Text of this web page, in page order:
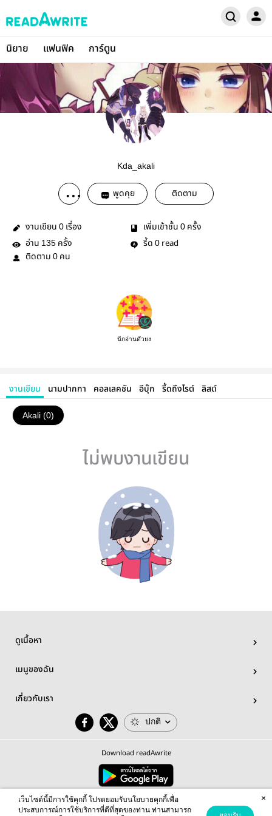
นิยาย แฟนฟิค การ์ตูน
Kda_akali
พูดคุย ติดตาม
งานเขียน 0 เรื่อง เพิ่มเข้าชั้น 0 ครั้ง
อ่าน 135 ครั้ง รี้ด 0 read
ติดตาม 0 คน
นักอ่านตัวยง
งานเขียน นามปากกา คอลเลคชัน อีบุ๊ก รี้ดถึงไรต์ ลิสต์
Akali (0)
ไม่พบงานเขียน
ดูเนื้อหา
เมนูของฉัน
เกี่ยวกับเรา
ปกติ
Download readAwrite
© 2026 readAwrite.com by MEB Corporation Public Company Limited
This site is protected by reCAPTCHA and the Google Privacy Policy Terms of Serviceapply.
เว็บไซต์นี้มีการใช้คุกกี้ โปรดยอมรับนโยบายคุกกี้เพื่อ
ประสบการณ์การใช้บริการที่ดีที่สุดของท่าน ท่านสามารถ
×